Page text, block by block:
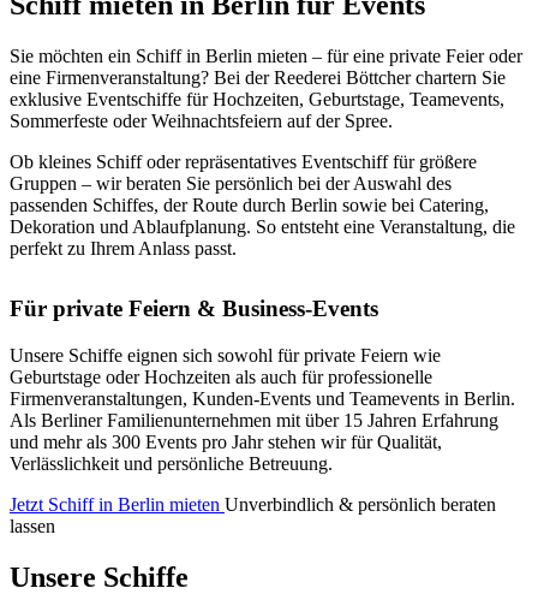
Sie möchten ein Schiff in Berlin mieten – für eine private Feier oder
eine Firmenveranstaltung? Bei der Reederei Böttcher chartern Sie
exklusive Eventschiffe für Hochzeiten, Geburtstage, Teamevents,
Sommerfeste oder Weihnachtsfeiern auf der Spree.
Ob kleines Schiff oder repräsentatives Eventschiff für größere
Gruppen – wir beraten Sie persönlich bei der Auswahl des
passenden Schiffes, der Route durch Berlin sowie bei Catering,
Dekoration und Ablaufplanung. So entsteht eine Veranstaltung, die
perfekt zu Ihrem Anlass passt.
Für private Feiern & Business-Events
Unsere Schiffe eignen sich sowohl für private Feiern wie
Geburtstage oder Hochzeiten als auch für professionelle
Firmenveranstaltungen, Kunden-Events und Teamevents in Berlin.
Als Berliner Familienunternehmen mit über 15 Jahren Erfahrung
und mehr als 300 Events pro Jahr stehen wir für Qualität,
Verlässlichkeit und persönliche Betreuung.
Jetzt Schiff in Berlin mieten Unverbindlich & persönlich beraten
lassen
Unsere Schiffe